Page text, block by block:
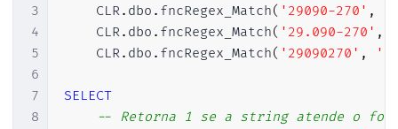
3
4
5
6
7
8
    CLR
. dbo . fncRegex_Match( '29090-270' ,
    CLR
. dbo . fncRegex_Match( '29.090-270' ,
    CLR
. dbo . fncRegex_Match( '29090270' ,
SELECT
-- Retorna 1 se a string atende o